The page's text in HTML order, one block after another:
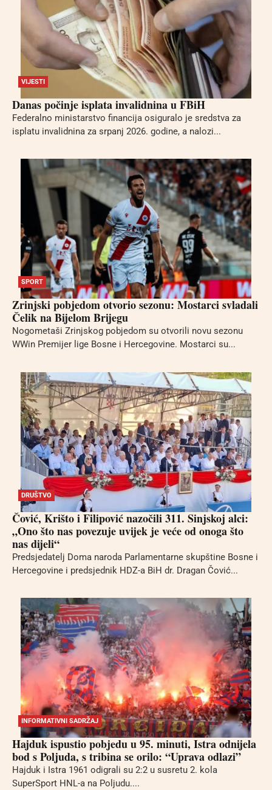
VIJESTI
Danas počinje isplata invalidnina u FBiH
Federalno ministarstvo financija osiguralo je sredstva za
isplatu invalidnina za srpanj 2026. godine, a nalozi...
SPORT
Zrinjski pobjedom otvorio sezonu: Mostarci svladali
Čelik na Bijelom Brijegu
Nogometaši Zrinjskog pobjedom su otvorili novu sezonu
WWin Premijer lige Bosne i Hercegovine. Mostarci su...
DRUŠTVO
Čović, Krišto i Filipović nazočili 311. Sinjskoj alci:
„Ono što nas povezuje uvijek je veće od onoga što
nas dijeli“
Predsjedatelj Doma naroda Parlamentarne skupštine Bosne i
Hercegovine i predsjednik HDZ-a BiH dr. Dragan Čović...
INFORMATIVNI SADRŽAJ
Hajduk ispustio pobjedu u 95. minuti, Istra odnijela
bod s Poljuda, s tribina se orilo: “Uprava odlazi”
Hajduk i Istra 1961 odigrali su 2:2 u susretu 2. kola
SuperSport HNL-a na Poljudu....